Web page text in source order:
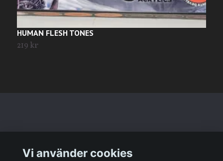
HUMAN FLESH TONES
219 kr
Vi använder cookies